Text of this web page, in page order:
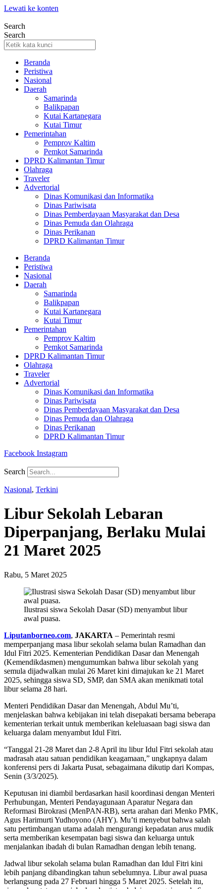
Lewati ke konten
Search
Search
Beranda
Peristiwa
Nasional
Daerah
Samarinda
Balikpapan
Kutai Kartanegara
Kutai Timur
Pemerintahan
Pemprov Kaltim
Pemkot Samarinda
DPRD Kalimantan Timur
Olahraga
Traveler
Advertorial
Dinas Komunikasi dan Informatika
Dinas Pariwisata
Dinas Pemberdayaan Masyarakat dan Desa
Dinas Pemuda dan Olahraga
Dinas Perikanan
DPRD Kalimantan Timur
Beranda
Peristiwa
Nasional
Daerah
Samarinda
Balikpapan
Kutai Kartanegara
Kutai Timur
Pemerintahan
Pemprov Kaltim
Pemkot Samarinda
DPRD Kalimantan Timur
Olahraga
Traveler
Advertorial
Dinas Komunikasi dan Informatika
Dinas Pariwisata
Dinas Pemberdayaan Masyarakat dan Desa
Dinas Pemuda dan Olahraga
Dinas Perikanan
DPRD Kalimantan Timur
Facebook Instagram
Search
Nasional, Terkini
Libur Sekolah Lebaran
Diperpanjang, Berlaku Mulai
21 Maret 2025
Rabu, 5 Maret 2025
Ilustrasi siswa Sekolah Dasar (SD) menyambut libur
awal puasa.
Liputanborneo.com, JAKARTA – Pemerintah resmi
memperpanjang masa libur sekolah selama bulan Ramadhan dan
Idul Fitri 2025. Kementerian Pendidikan Dasar dan Menengah
(Kemendikdasmen) mengumumkan bahwa libur sekolah yang
semula dijadwalkan mulai 26 Maret kini dimajukan ke 21 Maret
2025, sehingga siswa SD, SMP, dan SMA akan menikmati total
libur selama 28 hari.
Menteri Pendidikan Dasar dan Menengah, Abdul Mu’ti,
menjelaskan bahwa kebijakan ini telah disepakati bersama beberapa
kementerian terkait untuk memberikan keleluasaan bagi siswa dan
keluarga dalam menyambut Idul Fitri.
“Tanggal 21-28 Maret dan 2-8 April itu libur Idul Fitri sekolah atau
madrasah atau satuan pendidikan keagamaan,” ungkapnya dalam
konferensi pers di Jakarta Pusat, sebagaimana dikutip dari Kompas,
Senin (3/3/2025).
Keputusan ini diambil berdasarkan hasil koordinasi dengan Menteri
Perhubungan, Menteri Pendayagunaan Aparatur Negara dan
Reformasi Birokrasi (MenPAN-RB), serta arahan dari Menko PMK,
Agus Harimurti Yudhoyono (AHY). Mu’ti menyebut bahwa salah
satu pertimbangan utama adalah mengurangi kepadatan arus mudik
serta memberikan kesempatan bagi siswa dan keluarga untuk
menjalankan ibadah di bulan Ramadhan dengan lebih tenang.
Jadwal libur sekolah selama bulan Ramadhan dan Idul Fitri kini
lebih panjang dibandingkan tahun sebelumnya. Libur awal puasa
berlangsung pada 27 Februari hingga 5 Maret 2025. Setelah itu,